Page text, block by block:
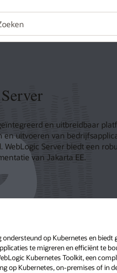
en uitbreidbaar
uitvoeren van
Server biedt een
van Jakarta EE.
op Kubernetes en biedt
te migreren en efficiënt te
Kubernetes Toolkit, een
op Kubernetes, on-premises of in